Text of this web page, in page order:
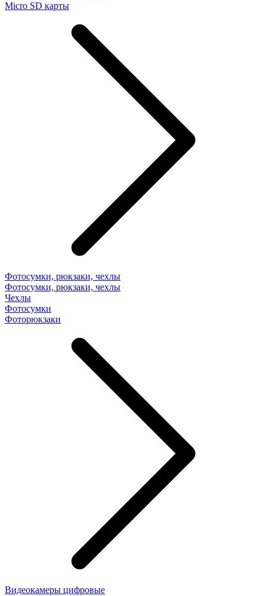
Micro SD карты
Фотосумки, рюкзаки, чехлы
Фотосумки, рюкзаки, чехлы
Чехлы
Фотосумки
Фоторюкзаки
Видеокамеры цифровые